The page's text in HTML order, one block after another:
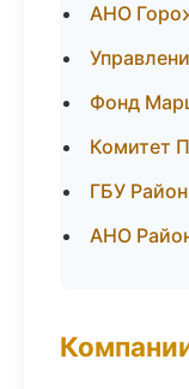
АНО
Фонд
Комитет
ГБУ
АНО